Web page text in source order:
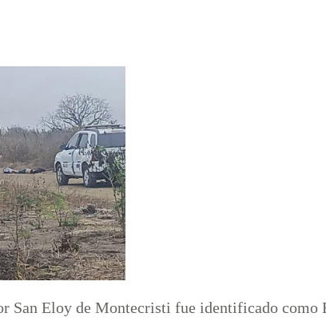
San Eloy de Montecristi fue identificado como